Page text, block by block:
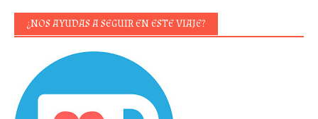
¿NOS AYUDAS A SEGUIR EN ESTE VIAJE?